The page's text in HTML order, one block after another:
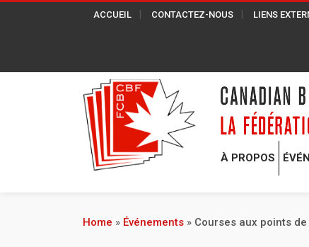
ACCUEIL CONTACTEZ-NOUS LIENS
À PROPOS
Home » Événements » Courses aux points